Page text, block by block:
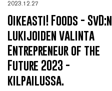
2023.12.27
Oikeasti! Foods - SvD:n
lukijoiden valinta
Entrepreneur of the
Future 2023 -
kilpailussa.